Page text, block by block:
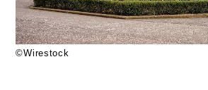
©Wirestock